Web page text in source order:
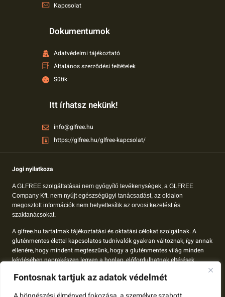
Fontosnak tartjuk az adatok védelmét
Kapcsolat
Dokumentumok
Adatvédelmi tájékoztató
Általános szerződési feltételek
Sütik
Itt írhatsz nekünk!
info@glfree.hu
https://glfree.hu/glfree-kapcsolat/
Jogi nyilatkoza
A GLFREE szolgáltatásai nem gyógyító tevékenységek, a GLFREE
Company Kft. nem nyújt egészségügyi tanácsadást, az oldalon
megosztott információk nem helyettesítik az orvosi kezelést és
szaktanácsokat.
A glfree.hu tartalmak tájékoztatási és oktatási célokat szolgálnak. A
gluténmentes élettel kapcsolatos tudnivalók gyakran változnak, így annak
ellenére, hogy mindent megteszünk, hogy a gluténmentes világ minden
kérdésében naprakészen legyen a honlap, előfordulhatnak eltérések.
A glfree.hu-n megjelenő tartalom nem orvosok által összeállított tartalom,